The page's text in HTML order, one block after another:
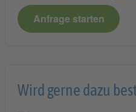
Anfrage starten
Wird gerne dazu